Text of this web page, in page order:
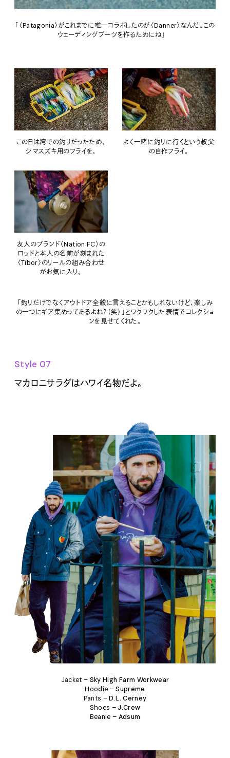
「〈Patagonia〉がこれまでに唯一コラボしたのが〈Danner〉なんだ。この
ウェーディングブーツを作るためにね」
この日は湾での釣りだったため、
シマスズキ用のフライを。
よく一緒に釣りに行くという叔父
の自作フライ。
友人のブランド〈Nation FC〉の
ロッドと本人の名前が刻まれた
〈Tibor〉のリールの組み合わせ
がお気に入り。
「釣りだけでなくアウトドア全般に言えることかもしれないけど、楽しみ
の一つにギア集めってあるよね？（笑）」とワクワクした表情でコレクショ
ンを見せてくれた。
Style 07
マカロニサラダはハワイ名物だよ。
Jacket – Sky High Farm Workwear
Hoodie –Supreme
Pants –D.L. Cerney
Shoes –J.Crew
Beanie – Adsum